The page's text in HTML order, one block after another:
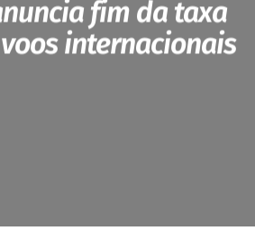
fim da taxa
internacionais